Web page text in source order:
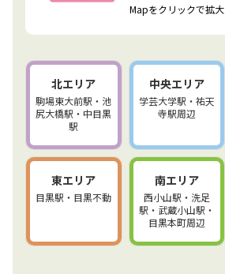
Mapをクリックで拡大
北エリア
駒場東大前駅・池
尻大橋駅・中目黒
駅
中央エリア
学芸大学駅・祐天
寺駅周辺
東エリア
目黒駅・目黒不動
南エリア
西小山駅・洗足
駅・武蔵小山駅・
目黒本町周辺